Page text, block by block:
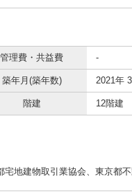
管理費・共益費 -
築年月(築年数) 2021年
階建 12階建
地建物取引業協会、東京都